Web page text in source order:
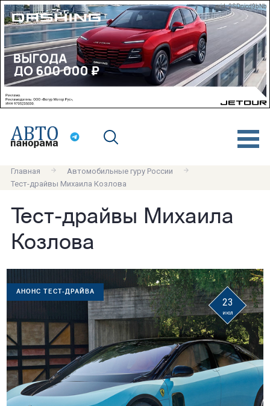
erid: 2SDnjcd9bNb
Главная
Автомобильные гуру России
Тест-драйвы Михаила Козлова
Тест-драйвы Михаила
Козлова
АНОНС ТЕСТ-ДРАЙВА
23
июл